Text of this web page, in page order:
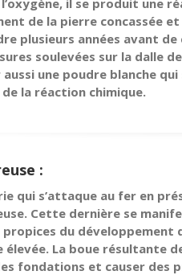
l’oxygène, il se produit une
de la pierre concassée
plusieurs années avant
soulevées sur la dalle
une poudre blanche
la réaction chimique.
:
qui s’attaque au fer en
Cette dernière se
du développement
élevée. La boue résultante
fondations et causer des